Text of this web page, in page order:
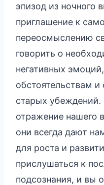
эпизод из ночного
приглашение к
переосмыслению
говорить о
негативных
обстоятельствам
старых убеждений.
отражение нашего
они всегда дают
для роста и
прислушаться к
подсознания, и вы